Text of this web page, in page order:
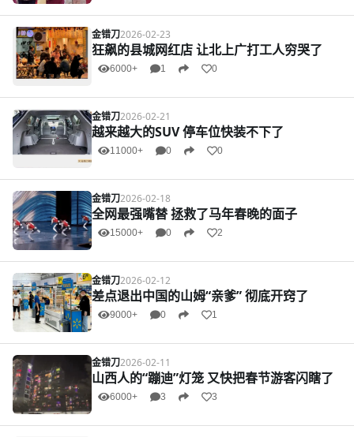
金错刀2026-02-23
狂飙的县城网红店 让北上广打工人穷哭了
6000+ 1 0
金错刀2026-02-21
越来越大的SUV 停车位快装不下了
11000+ 0 0
金错刀2026-02-18
全网最强嘴替 拯救了马年春晚的面子
15000+ 0 2
金错刀2026-02-12
差点退出中国的山姆“亲爹” 彻底开窍了
9000+ 0 1
金错刀2026-02-11
山西人的“蹦迪”灯笼 又快把春节游客闪瞎了
6000+ 3 3